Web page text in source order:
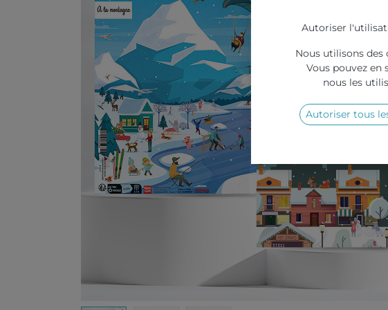
Autoriser
Nous utilisons des
Vous pouvez en
nous les
Autoriser tous